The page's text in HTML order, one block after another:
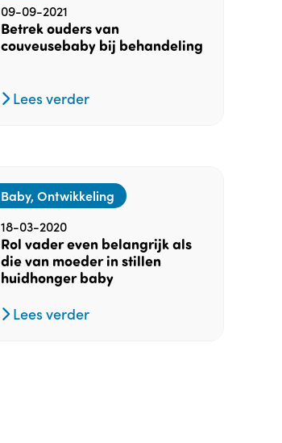
09-09-2021
Betrek ouders van
couveusebaby bij behandeling
Lees verder
Baby, Ontwikkeling
18-03-2020
Rol vader even belangrijk als
die van moeder in stillen
huidhonger baby
Lees verder